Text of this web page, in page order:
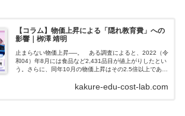
【コラム】物価上昇による「隠れ教育費」への
影響｜栁澤 靖明
止まらない物価上昇──。 ある調査によると、2022（令
和04）年8月には食品など2,431品目が値上がりしたとい
う。さらに、同年10月の物価上昇はその2.5倍以上である
kakure-edu-cost-lab.com